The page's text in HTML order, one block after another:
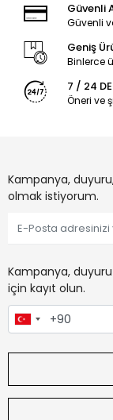
Güvenli
Güvenli
Geniş
Binlerce
7 / 24
Öneri ve
Kampanya,
olmak istiyorum.
Kampanya,
için kayıt olun.